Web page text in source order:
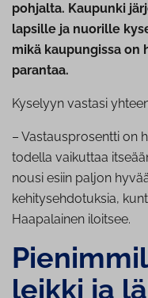
pohjalta. Kaupunki
lapsille ja nuorille
mikä kaupungissa on
parantaa.
Kyselyyn vastasi
– Vastausprosentti on
todella vaikuttaa
nousi esiin paljon
kehitysehdotuksia,
Haapalainen iloitsee.
leikki ja